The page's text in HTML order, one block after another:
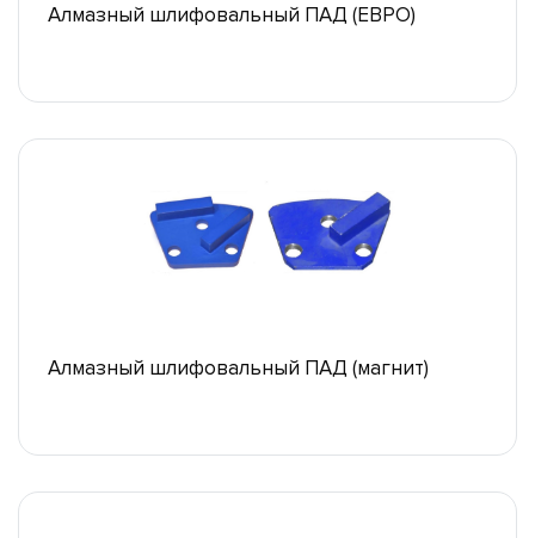
Алмазный шлифовальный ПАД (ЕВРО)
Алмазный шлифовальный ПАД (магнит)